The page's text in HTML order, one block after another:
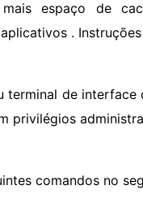
espaço de
. Instruções
terminal de
privilégios
comandos no